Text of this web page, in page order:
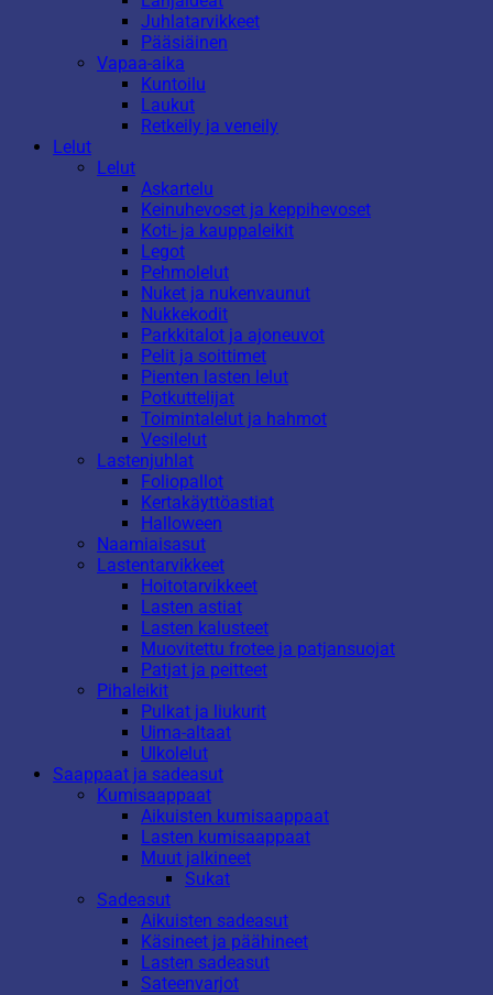
Juhlatarvikkeet
Pääsiäinen
Vapaa-aika
Kuntoilu
Laukut
Retkeily ja veneily
Lelut
Lelut
Askartelu
Keinuhevoset ja keppihevoset
Koti- ja kauppaleikit
Legot
Pehmolelut
Nuket ja nukenvaunut
Nukkekodit
Parkkitalot ja ajoneuvot
Pelit ja soittimet
Pienten lasten lelut
Potkuttelijat
Toimintalelut ja hahmot
Vesilelut
Lastenjuhlat
Foliopallot
Kertakäyttöastiat
Halloween
Naamiaisasut
Lastentarvikkeet
Hoitotarvikkeet
Lasten astiat
Lasten kalusteet
Muovitettu frotee ja patjansuojat
Patjat ja peitteet
Pihaleikit
Pulkat ja liukurit
Uima-altaat
Ulkolelut
Saappaat ja sadeasut
Kumisaappaat
Aikuisten kumisaappaat
Lasten kumisaappaat
Muut jalkineet
Sukat
Sadeasut
Aikuisten sadeasut
Käsineet ja päähineet
Lasten sadeasut
Sateenvarjot